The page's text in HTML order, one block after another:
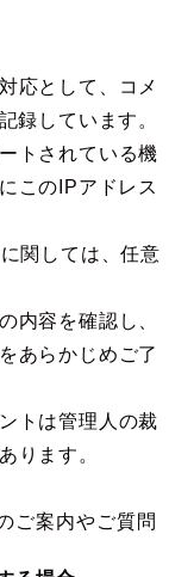
応として、コメ
録しています。
トされている機
このIPアドレス
関しては、任意
内容を確認し、
あらかじめご了
トは管理人の裁
ります。
ご案内やご質問